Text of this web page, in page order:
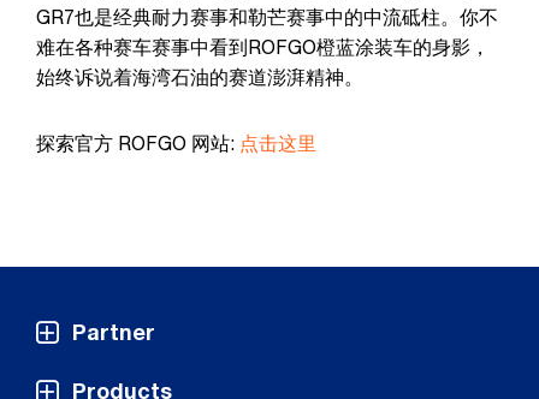
GR7也是经典耐力赛事和勒芒赛事中的中流砥柱。你不
难在各种赛车赛事中看到ROFGO橙蓝涂装车的身影，
始终诉说着海湾石油的赛道澎湃精神。
探索官方 ROFGO 网站: 点击这里
Partner
Products